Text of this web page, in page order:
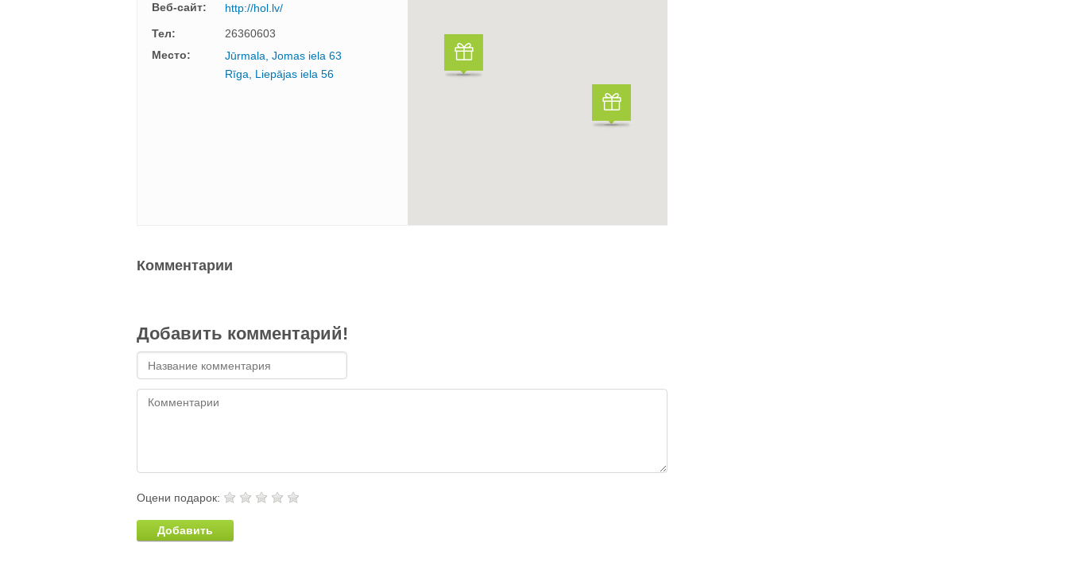
Веб-сайт:
http://hol.lv/
Тел:
26360603
Mесто:
Jūrmala, Jomas iela 63
Rīga, Liepājas iela 56
Комментарии
Добавить комментарий!
Оцени подарок:
Добавить